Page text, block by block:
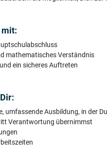
mit:
mathematisches Verständnis
ein sicheres Auftreten
umfassende Ausbildung, in der
Verantwortung übernimmst